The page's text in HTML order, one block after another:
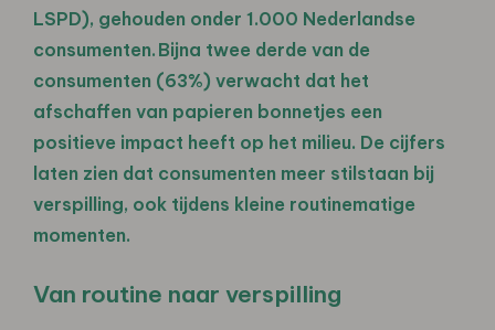
LSPD), gehouden onder 1.000 Nederlandse
consumenten. Bijna twee derde van de
consumenten (63%) verwacht dat het
afschaffen van papieren bonnetjes een
positieve impact heeft op het milieu. De cijfers
laten zien dat consumenten meer stilstaan bij
verspilling, ook tijdens kleine routinematige
momenten.
Van routine naar verspilling